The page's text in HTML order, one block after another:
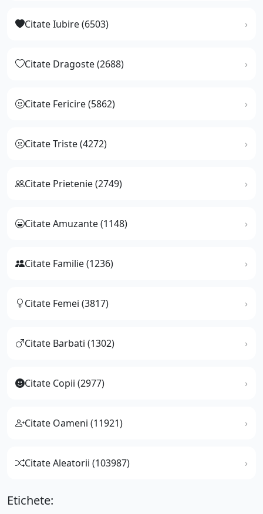
Citate Iubire (6503)
Citate Dragoste (2688)
Citate Fericire (5862)
Citate Triste (4272)
Citate Prietenie (2749)
Citate Amuzante (1148)
Citate Familie (1236)
Citate Femei (3817)
Citate Barbati (1302)
Citate Copii (2977)
Citate Oameni (11921)
Citate Aleatorii (103987)
Etichete: